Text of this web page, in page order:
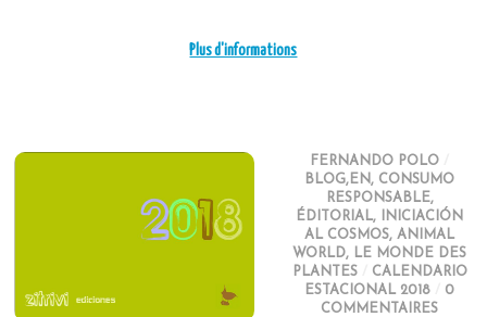
Plus d'informations
FERNANDO POLO
BLOG,EN, CONSUMO
RESPONSABLE,
ÉDITORIAL,
INICIACIÓN
AL COSMOS,ANIMAL
WORLD, LE MONDE DES
PLANTES
CALENDARIO
ESTACIONAL 2018
0
COMMENTAIRES